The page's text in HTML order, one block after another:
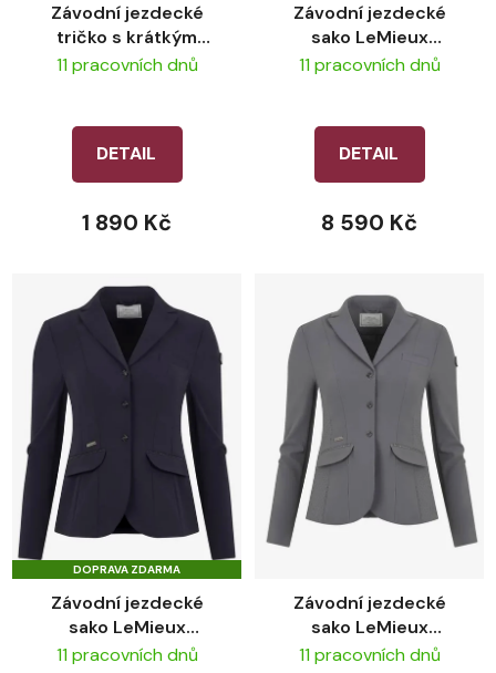
Závodní jezdecké
tričko s krátkým
rukávem LeMieux
11 pracovních dnů
DETAIL
1 890 Kč
Závodní jezdecké
sako LeMieux
Dynamique Black
11 pracovních dnů
DETAIL
8 590 Kč
DOPRAVA ZDARMA
Závodní jezdecké
sako LeMieux
Dynamique Navy
11 pracovních dnů
Závodní jezdecké
sako LeMieux
Dynamique Grey
11 pracovních dnů